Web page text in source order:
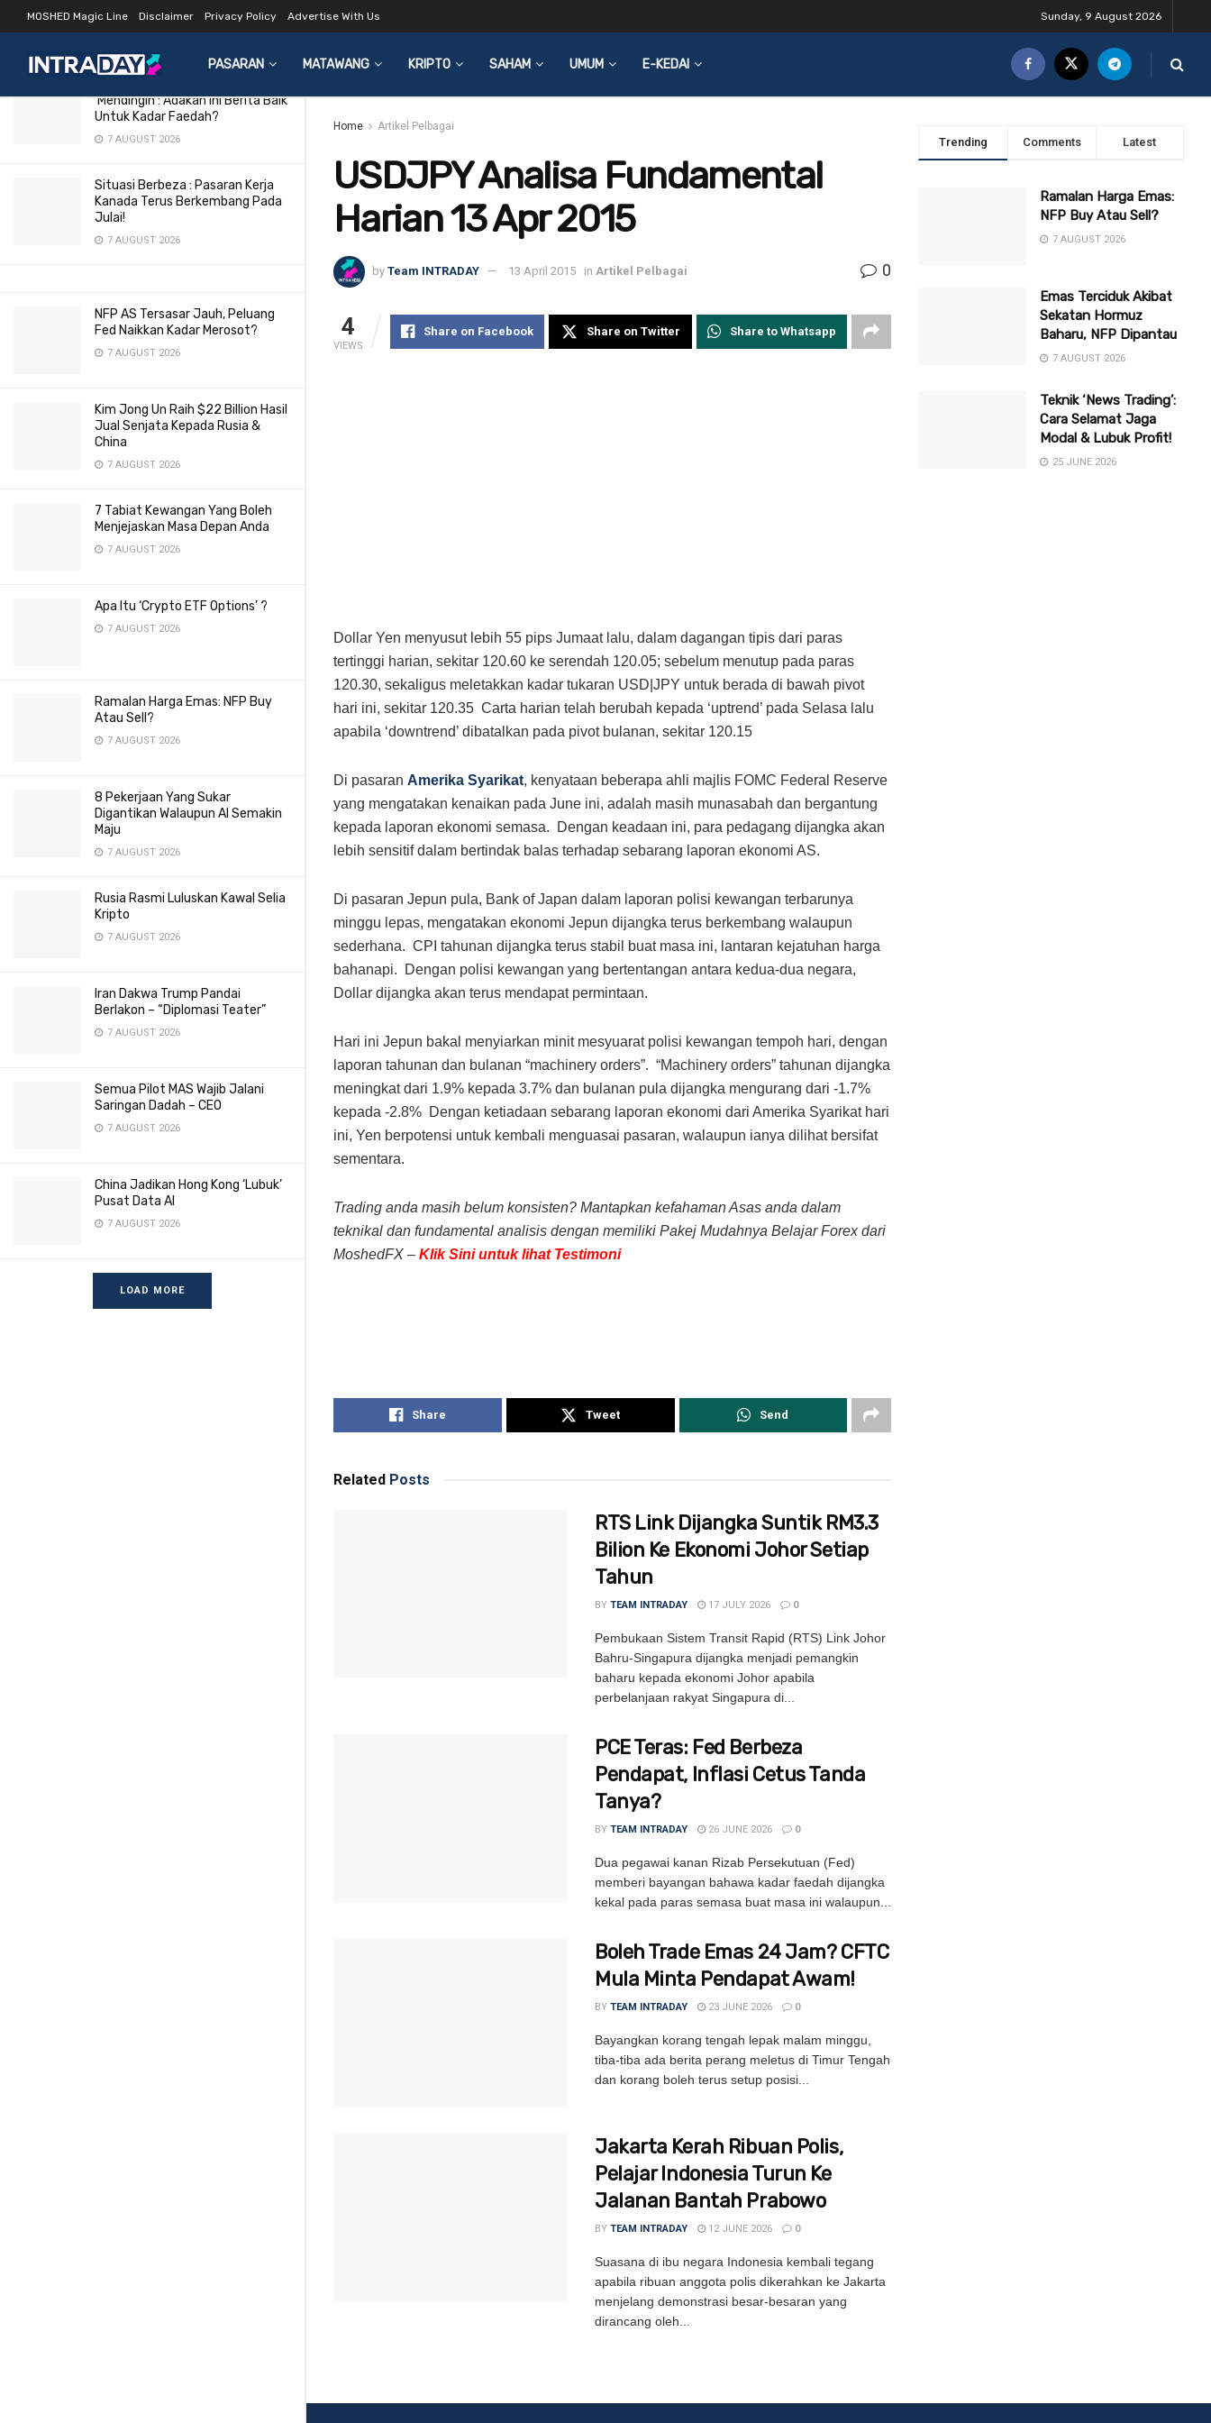
LATEST TRENDING Filter
‘Mendingin’: Adakah Ini Berita Baik
Untuk Kadar Faedah?
7 AUGUST 2026
Situasi Berbeza : Pasaran Kerja
Kanada Terus Berkembang Pada
Julai!
7 AUGUST 2026
NFP AS Tersasar Jauh, Peluang
Fed Naikkan Kadar Merosot?
7 AUGUST 2026
Kim Jong Un Raih $22 Billion Hasil
Jual Senjata Kepada Rusia &
China
7 AUGUST 2026
7 Tabiat Kewangan Yang Boleh
Menjejaskan Masa Depan Anda
7 AUGUST 2026
Apa Itu ‘Crypto ETF Options’ ?
7 AUGUST 2026
Ramalan Harga Emas: NFP Buy
Atau Sell?
7 AUGUST 2026
8 Pekerjaan Yang Sukar
Digantikan Walaupun AI Semakin
Maju
7 AUGUST 2026
Rusia Rasmi Luluskan Kawal Selia
Kripto
7 AUGUST 2026
Iran Dakwa Trump Pandai
Berlakon – “Diplomasi Teater”
7 AUGUST 2026
Semua Pilot MAS Wajib Jalani
Saringan Dadah – CEO
7 AUGUST 2026
China Jadikan Hong Kong ‘Lubuk’
Pusat Data AI
7 AUGUST 2026
LOAD MORE
MOSHED Magic Line Disclaimer Privacy Policy Advertise With Us Sunday, 9 August 2026
PASARAN MATAWANG KRIPTO SAHAM UMUM E-KEDAI
Home Artikel Pelbagai
USDJPY Analisa Fundamental
Harian 13 Apr 2015
by Team INTRADAY 13 April 2015 in Artikel Pelbagai 0
4
VIEWS
Share on Facebook Share on Twitter Share to Whatsapp
Dollar Yen menyusut lebih 55 pips Jumaat lalu, dalam dagangan tipis dari paras
tertinggi harian, sekitar 120.60 ke serendah 120.05; sebelum menutup pada paras
120.30, sekaligus meletakkan kadar tukaran USD|JPY untuk berada di bawah pivot
hari ini, sekitar 120.35 Carta harian telah berubah kepada ‘uptrend’ pada Selasa lalu
apabila ‘downtrend’ dibatalkan pada pivot bulanan, sekitar 120.15
Di pasaran Amerika Syarikat, kenyataan beberapa ahli majlis FOMC Federal Reserve
yang mengatakan kenaikan pada June ini, adalah masih munasabah dan bergantung
kepada laporan ekonomi semasa. Dengan keadaan ini, para pedagang dijangka akan
lebih sensitif dalam bertindak balas terhadap sebarang laporan ekonomi AS.
Di pasaran Jepun pula, Bank of Japan dalam laporan polisi kewangan terbarunya
minggu lepas, mengatakan ekonomi Jepun dijangka terus berkembang walaupun
sederhana. CPI tahunan dijangka terus stabil buat masa ini, lantaran kejatuhan harga
bahanapi. Dengan polisi kewangan yang bertentangan antara kedua-dua negara,
Dollar dijangka akan terus mendapat permintaan.
Hari ini Jepun bakal menyiarkan minit mesyuarat polisi kewangan tempoh hari, dengan
laporan tahunan dan bulanan “machinery orders”. “Machinery orders” tahunan dijangka
meningkat dari 1.9% kepada 3.7% dan bulanan pula dijangka mengurang dari -1.7%
kepada -2.8% Dengan ketiadaan sebarang laporan ekonomi dari Amerika Syarikat hari
ini, Yen berpotensi untuk kembali menguasai pasaran, walaupun ianya dilihat bersifat
sementara.
Trading anda masih belum konsisten? Mantapkan kefahaman Asas anda dalam
teknikal dan fundamental analisis dengan memiliki Pakej Mudahnya Belajar Forex dari
MoshedFX – Klik Sini untuk lihat Testimoni
Share Tweet Send
Related Posts
RTS Link Dijangka Suntik RM3.3
Bilion Ke Ekonomi Johor Setiap
Tahun
BY TEAM INTRADAY 17 JULY 2026 0
Pembukaan Sistem Transit Rapid (RTS) Link Johor
Bahru-Singapura dijangka menjadi pemangkin
baharu kepada ekonomi Johor apabila
perbelanjaan rakyat Singapura di...
PCE Teras: Fed Berbeza
Pendapat, Inflasi Cetus Tanda
Tanya?
BY TEAM INTRADAY 26 JUNE 2026 0
Dua pegawai kanan Rizab Persekutuan (Fed)
memberi bayangan bahawa kadar faedah dijangka
kekal pada paras semasa buat masa ini walaupun...
Boleh Trade Emas 24 Jam? CFTC
Mula Minta Pendapat Awam!
BY TEAM INTRADAY 23 JUNE 2026 0
Bayangkan korang tengah lepak malam minggu,
tiba-tiba ada berita perang meletus di Timur Tengah
dan korang boleh terus setup posisi...
Jakarta Kerah Ribuan Polis,
Pelajar Indonesia Turun Ke
Jalanan Bantah Prabowo
BY TEAM INTRADAY 12 JUNE 2026 0
Suasana di ibu negara Indonesia kembali tegang
apabila ribuan anggota polis dikerahkan ke Jakarta
menjelang demonstrasi besar-besaran yang
dirancang oleh...
Trending Comments Latest
Ramalan Harga Emas:
NFP Buy Atau Sell?
7 AUGUST 2026
Emas Terciduk Akibat
Sekatan Hormuz
Baharu, NFP Dipantau
7 AUGUST 2026
Teknik ‘News Trading’:
Cara Selamat Jaga
Modal & Lubuk Profit!
25 JUNE 2026